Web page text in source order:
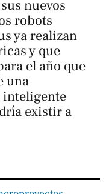
nuevos
robots
ya realizan
y que
el año que
una
existir a